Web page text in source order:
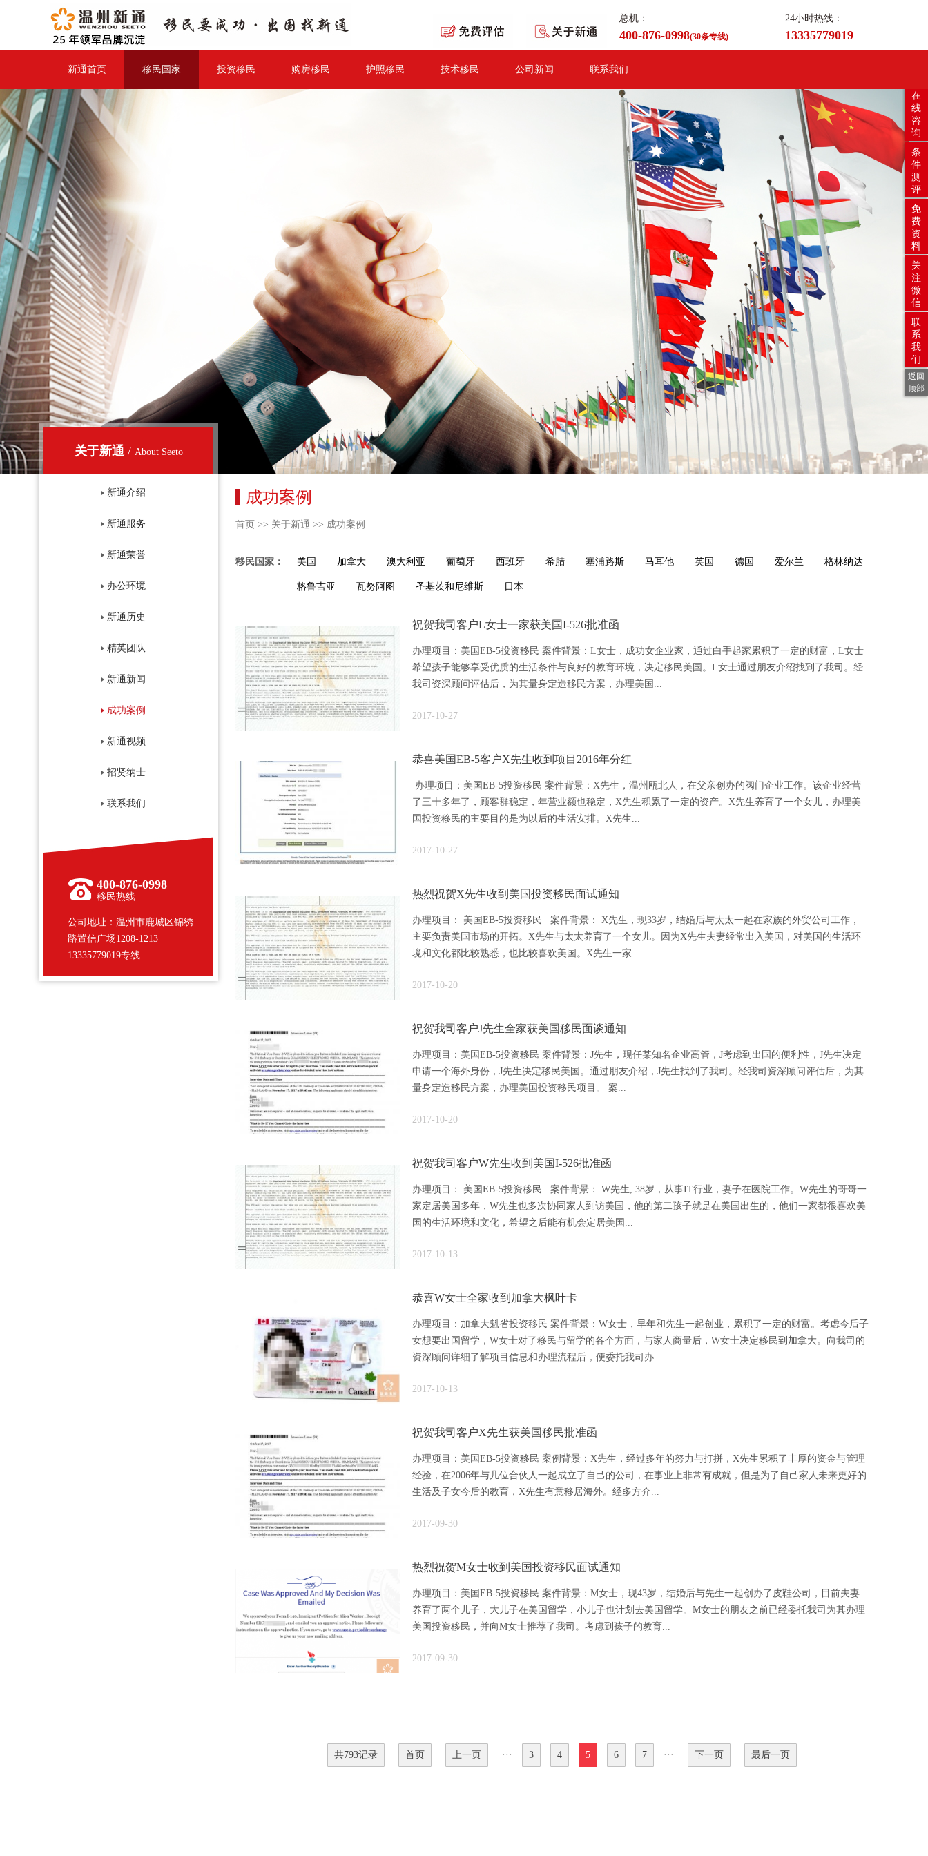
总机：
400-876-0998(30条专线)
24小时热线：
13335779019
新通首页 移民国家 投资移民 购房移民 护照移民 技术移民 公司新闻 联系我们
关于新通/ About Seeto
新通介绍
新通服务
新通荣誉
办公环境
新通历史
精英团队
新通新闻
成功案例
新通视频
招贤纳士
联系我们
400-876-0998
移民热线
公司地址：温州市鹿城区锦绣
路置信广场1208-1213
13335779019专线
成功案例
首页 >> 关于新通 >> 成功案例
移民国家： 美国 加拿大 澳大利亚 葡萄牙 西班牙 希腊 塞浦路斯 马耳他 英国 德国 爱尔兰 格林纳达
格鲁吉亚 瓦努阿图 圣基茨和尼维斯 日本
祝贺我司客户L女士一家获美国I-526批准函
办理项目：美国EB-5投资移民 案件背景：L女士，成功女企业家，通过白手起家累积了一定的财富，L女士
希望孩子能够享受优质的生活条件与良好的教育环境，决定移民美国。L女士通过朋友介绍找到了我司。经
我司资深顾问评估后，为其量身定造移民方案，办理美国...
2017-10-27
恭喜美国EB-5客户X先生收到项目2016年分红
办理项目：美国EB-5投资移民 案件背景：X先生，温州瓯北人，在父亲创办的阀门企业工作。该企业经营
了三十多年了，顾客群稳定，年营业额也稳定，X先生积累了一定的资产。X先生养育了一个女儿，办理美
国投资移民的主要目的是为以后的生活安排。X先生...
2017-10-27
热烈祝贺X先生收到美国投资移民面试通知
办理项目： 美国EB-5投资移民 案件背景： X先生，现33岁，结婚后与太太一起在家族的外贸公司工作，
主要负责美国市场的开拓。X先生与太太养育了一个女儿。因为X先生夫妻经常出入美国，对美国的生活环
境和文化都比较熟悉，也比较喜欢美国。X先生一家...
2017-10-20
祝贺我司客户J先生全家获美国移民面谈通知
办理项目：美国EB-5投资移民 案件背景：J先生，现任某知名企业高管，J考虑到出国的便利性，J先生决定
申请一个海外身份，J先生决定移民美国。通过朋友介绍，J先生找到了我司。经我司资深顾问评估后，为其
量身定造移民方案，办理美国投资移民项目。 案...
2017-10-20
祝贺我司客户W先生收到美国I-526批准函
办理项目： 美国EB-5投资移民 案件背景： W先生, 38岁，从事IT行业，妻子在医院工作。W先生的哥哥一
家定居美国多年，W先生也多次协同家人到访美国，他的第二孩子就是在美国出生的，他们一家都很喜欢美
国的生活环境和文化，希望之后能有机会定居美国...
2017-10-13
恭喜W女士全家收到加拿大枫叶卡
办理项目：加拿大魁省投资移民 案件背景：W女士，早年和先生一起创业，累积了一定的财富。考虑今后子
女想要出国留学，W女士对了移民与留学的各个方面，与家人商量后，W女士决定移民到加拿大。向我司的
资深顾问详细了解项目信息和办理流程后，便委托我司办...
2017-10-13
祝贺我司客户X先生获美国移民批准函
办理项目：美国EB-5投资移民 案例背景：X先生，经过多年的努力与打拼，X先生累积了丰厚的资金与管理
经验，在2006年与几位合伙人一起成立了自己的公司，在事业上非常有成就，但是为了自己家人未来更好的
生活及子女今后的教育，X先生有意移居海外。经多方介...
2017-09-30
热烈祝贺M女士收到美国投资移民面试通知
办理项目：美国EB-5投资移民 案件背景：M女士，现43岁，结婚后与先生一起创办了皮鞋公司，目前夫妻
养育了两个儿子，大儿子在美国留学，小儿子也计划去美国留学。M女士的朋友之前已经委托我司为其办理
美国投资移民，并向M女士推荐了我司。考虑到孩子的教育...
2017-09-30
共793记录 首页 上一页 ··· 3 4 5 6 7 ··· 下一页 最后一页
在
线
咨
询
条
件
测
评
免
费
资
料
关
注
微
信
联
系
我
们
返回
顶部